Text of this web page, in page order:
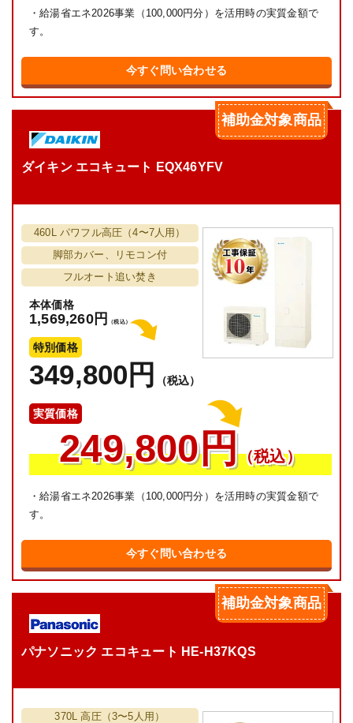
補助金対象商品
ダイキン エコキュート EQX46YFV
460L パワフル高圧（4〜7人用）
脚部カバー、リモコン付
フルオート追い焚き
本体価格
1,569,260円 （税込）
特別価格
349,800円 （税込）
実質価格
249,800円（税込）
・給湯省エネ2026事業（100,000円分）を活用時の実質金額で
す。
今すぐ問い合わせる
・給湯省エネ2026事業（100,000円分）を活用時の実質金額で
す。
今すぐ問い合わせる
補助金対象商品
パナソニック エコキュート HE-H37KQS
370L 高圧（3〜5人用）